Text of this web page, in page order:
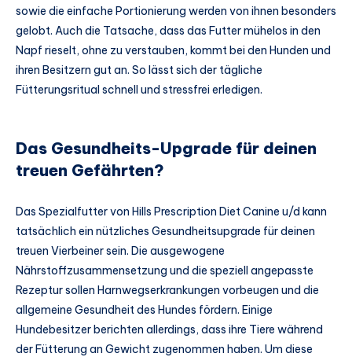
sowie die einfache Portionierung werden von ihnen besonders
gelobt. Auch die Tatsache, dass das Futter mühelos in den
Napf rieselt, ohne zu verstauben, kommt bei den Hunden und
ihren Besitzern gut an. So lässt sich der tägliche
Fütterungsritual schnell und stressfrei erledigen.
Das Gesundheits-Upgrade für deinen
treuen Gefährten?
Das Spezialfutter von Hills Prescription Diet Canine u/d kann
tatsächlich ein nützliches Gesundheitsupgrade für deinen
treuen Vierbeiner sein. Die ausgewogene
Nährstoffzusammensetzung und die speziell angepasste
Rezeptur sollen Harnwegserkrankungen vorbeugen und die
allgemeine Gesundheit des Hundes fördern. Einige
Hundebesitzer berichten allerdings, dass ihre Tiere während
der Fütterung an Gewicht zugenommen haben. Um diese